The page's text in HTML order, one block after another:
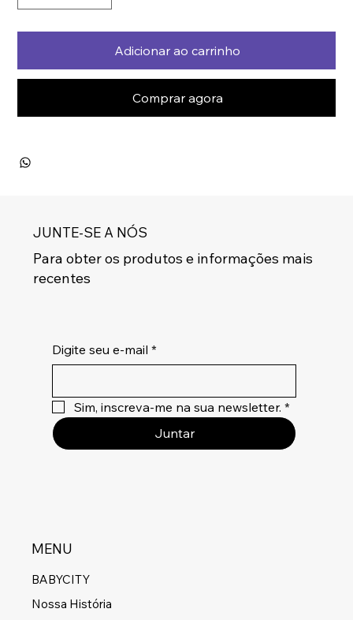
Adicionar ao carrinho
Comprar agora
JUNTE-SE A NÓS
Para obter os produtos e informações mais
recentes
Digite seu e-mail *
Sim, inscreva-me na sua newsletter. *
Juntar
MENU
BABYCITY
Nossa História